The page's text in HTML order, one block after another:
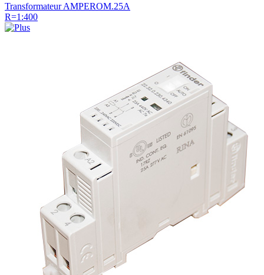
Transformateur AMPEROM.25A
R=1:400